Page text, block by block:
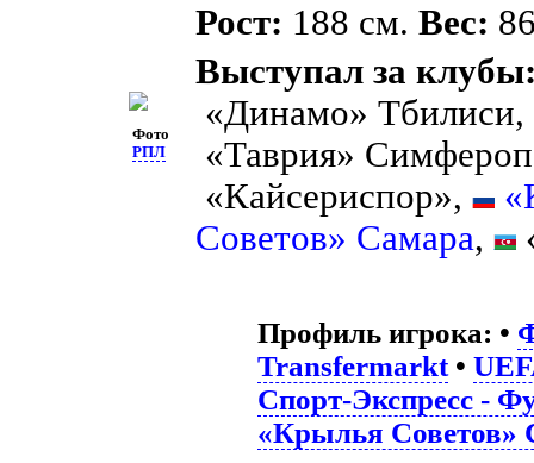
Фото
РПЛ
Рост: 188 см.Вес:
Выступал за
«Динамо» Тбилиси,
«Таврия»
«Кайсериспор»,
Советов» Самара,
Профиль игрока: •
Transfermarkt•
Спорт-Экспресс -
«Крылья Советов»